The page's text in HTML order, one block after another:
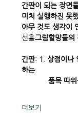
간판이 되는 장면
미처 실행하진 못
아무 것도 생각이
선흘그림할망들의
간판: 1. 상점이나
하는
품목 따
더보기